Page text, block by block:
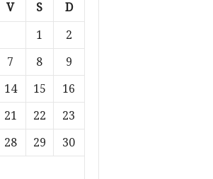
V S D
1
2
7 8
9
14 15
16
21 22
23
28 29
30